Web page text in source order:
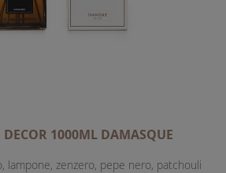
DECOR 1000ML DAMASQUE
lampone, zenzero, pepe nero, patchouli